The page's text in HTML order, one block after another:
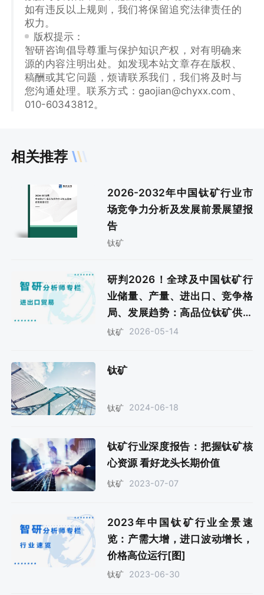
如有违反以上规则，我们将保留追究法律责任的
权力。
版权提示：
智研咨询倡导尊重与保护知识产权，对有明确来
源的内容注明出处。如发现本站文章存在版权、
稿酬或其它问题，烦请联系我们，我们将及时与
您沟通处理。联系方式：gaojian@chyxx.com、
010-60343812。
相关推荐
2026-2032年中国钛矿行业市
场竞争力分析及发展前景展望报
告
钛矿
研判2026！全球及中国钛矿行
业储量、产量、进出口、竞争格
局、发展趋势：高品位钛矿供给
不足，行业对外依赖度较高[图]
钛矿 2026-05-14
钛矿
钛矿 2024-06-18
钛矿行业深度报告：把握钛矿核
心资源 看好龙头长期价值
钛矿 2023-07-07
2023年中国钛矿行业全景速
览：产需大增，进口波动增长，
价格高位运行[图]
钛矿 2023-06-30